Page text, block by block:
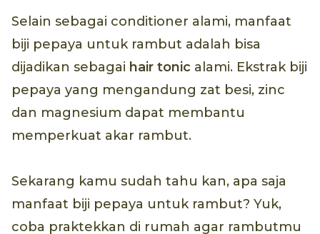
Selain sebagai conditioner alami, manfaat
biji pepaya untuk rambut adalah bisa
dijadikan sebagai hair tonic alami. Ekstrak biji
pepaya yang mengandung zat besi, zinc
dan magnesium dapat membantu
memperkuat akar rambut.
Sekarang kamu sudah tahu kan, apa saja
manfaat biji pepaya untuk rambut? Yuk,
coba praktekkan di rumah agar rambutmu